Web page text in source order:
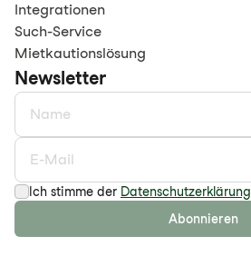
Integrationen
Such-Service
Mietkautionslösung
Newsletter
Ich stimme der Datenschutzerklärung
Abonnieren